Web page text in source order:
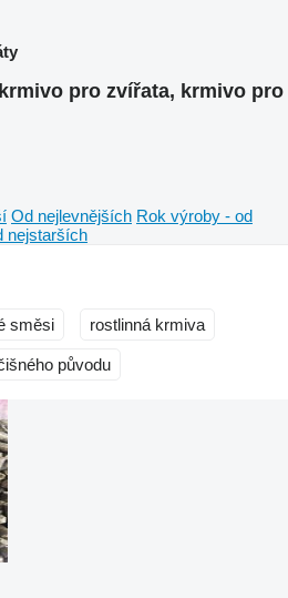
pro zvířata, krmivo pro
Od nejlevnějších Rok výroby - od
nejstarších
směsi rostlinná krmiva
původu